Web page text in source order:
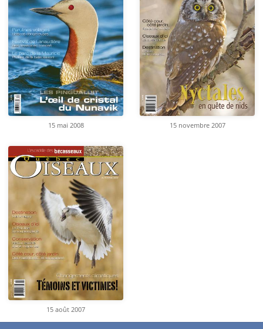
15 mai 2008 15 novembre 2007
15 août 2007